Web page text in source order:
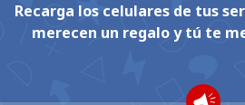
Regístrate
Recarga los celulares de tus
merecen un regalo y tú te